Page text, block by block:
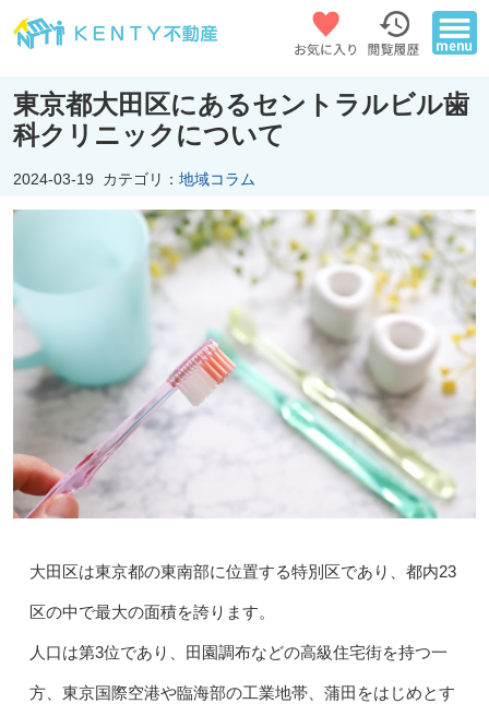
東京都大田区にあるセントラルビル歯
科クリニックについて
2024-03-19 カテゴリ： 地域コラム
大田区は東京都の東南部に位置する特別区であり、都内23
区の中で最大の面積を誇ります。
人口は第3位であり、田園調布などの高級住宅街を持つ一
方、東京国際空港や臨海部の工業地帯、蒲田をはじめとす